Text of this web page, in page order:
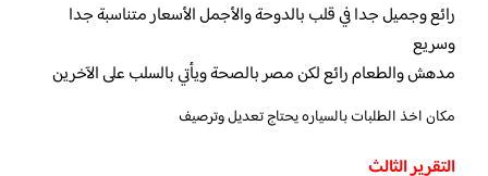
رائع وجميل جدا في قلب بالدوحة والأجمل الأسعار متناسبة جدا
وسريع
مدهش والطعام رائع لكن مصر بالصحة ويأتي بالسلب على الآخرين
مكان اخذ الطلبات بالسياره يحتاج تعديل وترصيف
التقرير الثالث